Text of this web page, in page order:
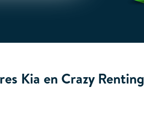
Kia en Crazy Renting